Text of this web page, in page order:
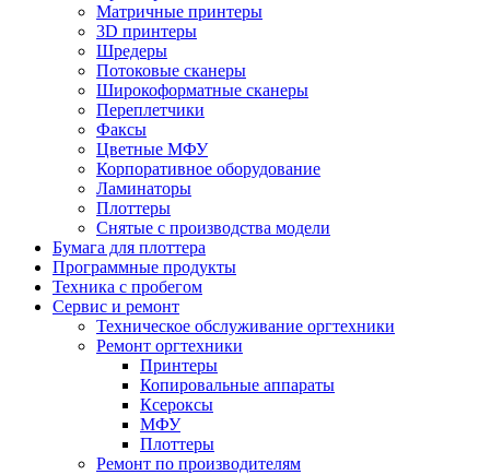
Матричные принтеры
3D принтеры
Шредеры
Потоковые сканеры
Широкоформатные сканеры
Переплетчики
Факсы
Цветные МФУ
Корпоративное оборудование
Ламинаторы
Плоттеры
Снятые с производства модели
Бумага для плоттера
Программные продукты
Техника с пробегом
Сервис и ремонт
Техническое обслуживание оргтехники
Ремонт оргтехники
Принтеры
Копировальные аппараты
Ксероксы
МФУ
Плоттеры
Ремонт по производителям